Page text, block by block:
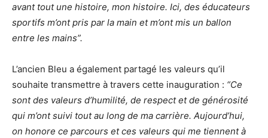
avant tout une histoire, mon histoire. Ici, des éducateurs
sportifs m’ont pris par la main et m’ont mis un ballon
entre les mains”.
L’ancien Bleu a également partagé les valeurs qu’il
souhaite transmettre à travers cette inauguration : “Ce
sont des valeurs d’humilité, de respect et de générosité
qui m’ont suivi tout au long de ma carrière. Aujourd’hui,
on honore ce parcours et ces valeurs qui me tiennent à